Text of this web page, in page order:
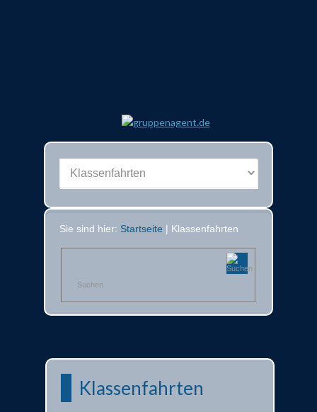
Sie sind hier: Startseite | Klassenfahrten
Klassenfahrten